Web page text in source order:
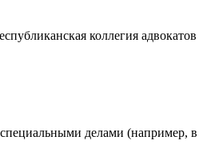
коллегия адвокатов
делами (например, в